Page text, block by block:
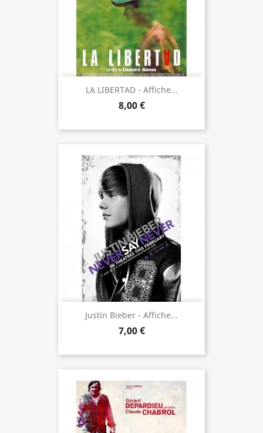
LA LIBERTAD - Affiche...
8,00 €
Justin Bieber - Affiche...
7,00 €